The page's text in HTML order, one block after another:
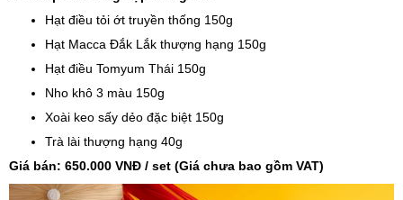
Hạt điều tỏi ớt truyền thống 150g
Hạt Macca Đắk Lắk thượng hạng 150g
Hạt điều Tomyum Thái 150g
Nho khô 3 màu 150g
Xoài keo sấy dẻo đặc biệt 150g
Trà lài thượng hạng 40g
Giá bán: 650.000 VNĐ / set (Giá chưa bao gồm VAT)